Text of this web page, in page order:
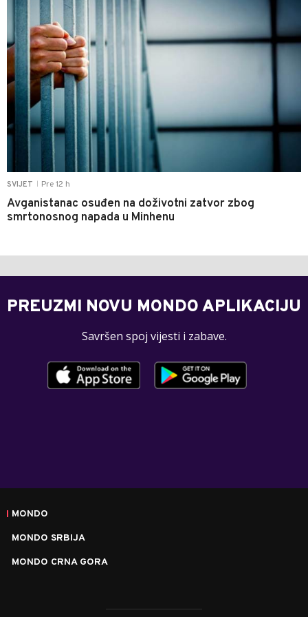
SVIJET Pre 12 h
Avganistanac osuđen na doživotni zatvor zbog
smrtonosnog napada u Minhenu
PREUZMI NOVU MONDO APLIKACIJU
Savršen spoj vijesti i zabave.
MONDO
MONDO SRBIJA
MONDO CRNA GORA